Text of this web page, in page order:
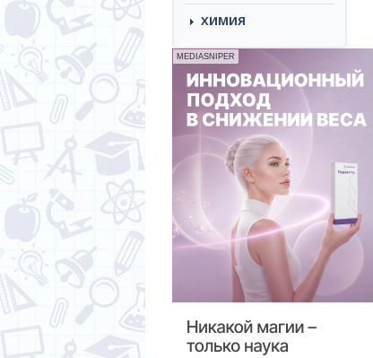
ХИМИЯ
MEDIASNIPER